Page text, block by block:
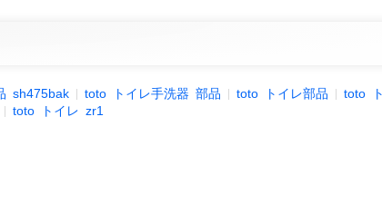
sh475bak toto トイレ手洗器 部品 toto トイレ部品 toto
toto トイレ zr1